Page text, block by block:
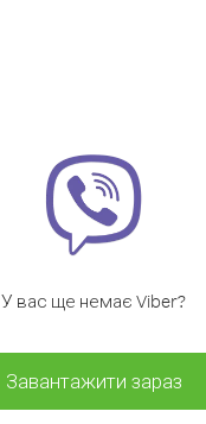
У вас ще немає Viber?
Завантажити зараз